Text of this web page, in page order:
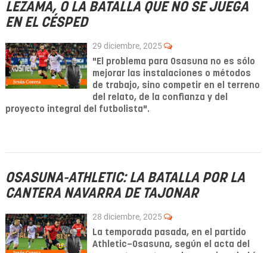
LEZAMA, O LA BATALLA QUE NO SE JUEGA
EN EL CÉSPED
29 diciembre, 2025
"El problema para Osasuna no es sólo
mejorar las instalaciones o métodos
de trabajo, sino competir en el terreno
del relato, de la confianza y del
proyecto integral del futbolista".
OSASUNA-ATHLETIC: LA BATALLA POR LA
CANTERA NAVARRA DE TAJONAR
28 diciembre, 2025
La temporada pasada, en el partido
Athletic–Osasuna, según el acta del